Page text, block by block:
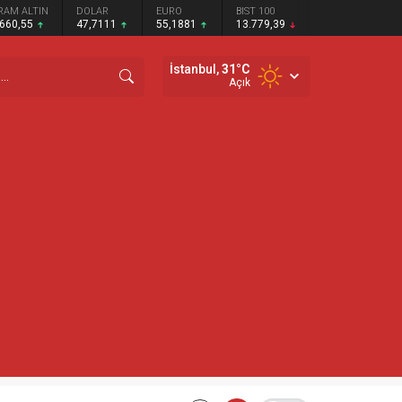
ALTIN DOLAR
47,7111
EURO
55,1881
BIST 100
13.779,39
İstanbul,31 °C
Açık